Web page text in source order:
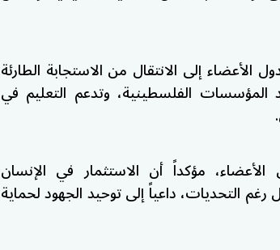
إلى الانتقال من الاستجابة الطارئة
الفلسطينية، وتدعم التعليم في
مؤكداً أن الاستثمار في الإنسان
التحديات، داعياً إلى توحيد الجهود لحماية